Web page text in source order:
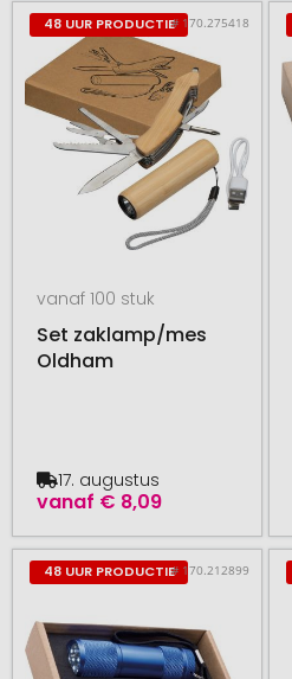
48 UUR PRODUCTIE# 170.275418
vanaf 100 stuk
Set zaklamp/mes
Oldham
vanaf € 8,09
17. augustus
48 UUR PRODUCTIE# 170.212899